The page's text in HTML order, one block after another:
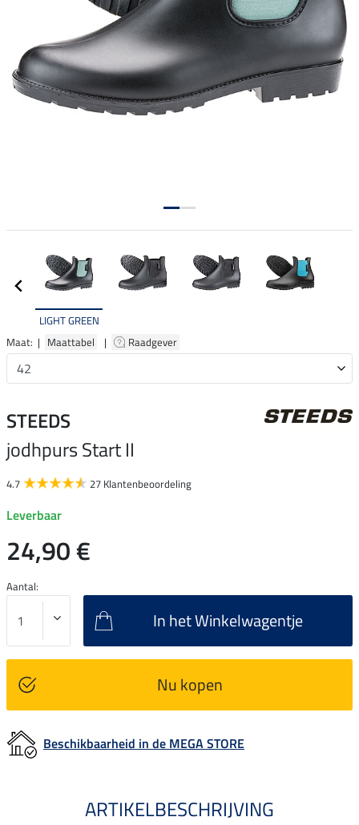
LIGHT GREEN
Maat: | Maattabel | Raadgever
STEEDS
jodhpurs Start II
4.7 27 Klantenbeoordeling
Leverbaar
24,90 €
Aantal:
In het Winkelwagentje
Nu kopen
Beschikbaarheid in de MEGA STORE
ARTIKELBESCHRIJVING